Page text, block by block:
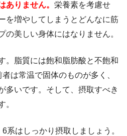
ありません。 栄養素を考慮せ
を増やしてしまうとどんなに筋
の美しい身体にはなりません。
。脂質には飽和脂肪酸と不飽和
は常温で固体のものが多く、
多いです。そして、摂取すべき
。
系はしっかり摂取しましょう。